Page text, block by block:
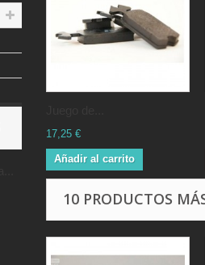
17,25 €
Añadir al carrito
10 PRODUCTOS